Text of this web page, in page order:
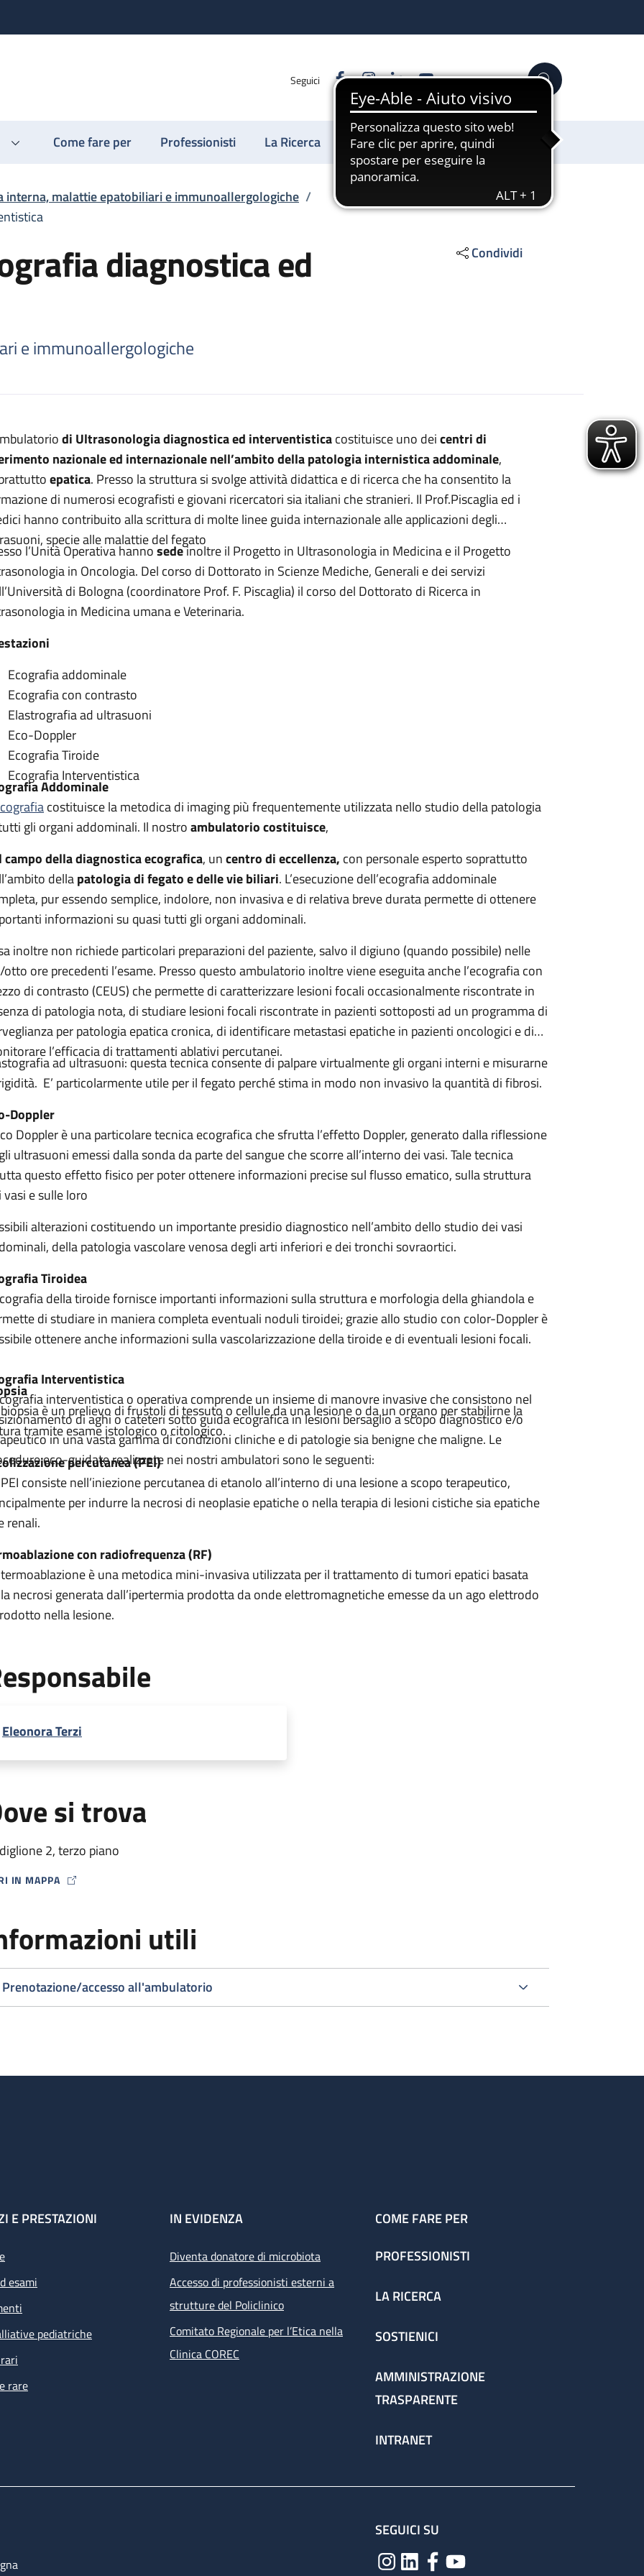
Seguici FacebookInstagram
LinkedinYouTube Cerca
Come fare per Professionisti La Ricerca Sostienici
interna, malattie epatobiliari e immunoallergologiche /
diagnostica ed
e immunoallergologiche
Condividi
ed interventistica
diagnostica ed interventistica
diagnostica ed interventistica
diagnostica ed interventistica
di Ultrasonologia diagnostica ed interventisticacostituisce uno deicentri di
nazionale ed internazionale nell’ambito della patologia internistica addominale,
epatica. Presso la struttura si svolge attività didattica e di ricerca che ha consentito la
di numerosi ecografisti e giovani ricercatori sia italiani che stranieri. Il Prof.Piscaglia ed i
hanno contribuito alla scrittura di molte linee guida internazionale alle applicazioni degli
specie alle malattie del fegato
l’Unità Operativa hannosedeinoltre il Progetto in Ultrasonologia in Medicina e il Progetto
in Oncologia. Del corso di Dottorato in Scienze Mediche, Generali e dei servizi
di Bologna (coordinatore Prof. F. Piscaglia) il corso del Dottorato di Ricerca in
in Medicina umana e Veterinaria.
Ecografia addominale
Ecografia con contrasto
Elastrografia ad ultrasuoni
Eco-Doppler
Ecografia Tiroide
Ecografia Interventistica
Addominale
costituisce la metodica di imaging più frequentemente utilizzata nello studio della patologia
gli organi addominali. Il nostroambulatorio costituisce,
campo della diagnostica ecografica, uncentro di eccellenza, con personale esperto soprattutto
dellapatologia di fegato e delle vie biliari. L’esecuzione dell’ecografia addominale
pur essendo semplice, indolore, non invasiva e di relativa breve durata permette di ottenere
informazioni su quasi tutti gli organi addominali.
inoltre non richiede particolari preparazioni del paziente, salvo il digiuno (quando possibile) nelle
otto ore precedenti l’esame. Presso questo ambulatorio inoltre viene eseguita anche l’ecografia con
di contrasto (CEUS) che permette di caratterizzare lesioni focali occasionalmente riscontrate in
di patologia nota, di studiare lesioni focali riscontrate in pazienti sottoposti ad un programma di
per patologia epatica cronica, di identificare metastasi epatiche in pazienti oncologici e di
l’efficacia di trattamenti ablativi percutanei.
ad ultrasuoni: questa tecnica consente di palpare virtualmente gli organi interni e misurarne
E’ particolarmente utile per il fegato perché stima in modo non invasivo la quantità di fibrosi.
Doppler
Doppler è una particolare tecnica ecografica che sfrutta l’effetto Doppler, generato dalla riflessione
ultrasuoni emessi dalla sonda da parte del sangue che scorre all’interno dei vasi. Tale tecnica
questo effetto fisico per poter ottenere informazioni precise sul flusso ematico, sulla struttura
vasi e sulle loro
alterazioni costituendo un importante presidio diagnostico nell’ambito dello studio dei vasi
della patologia vascolare venosa degli arti inferiori e dei tronchi sovraortici.
Tiroidea
della tiroide fornisce importanti informazioni sulla struttura e morfologia della ghiandola e
di studiare in maniera completa eventuali noduli tiroidei; grazie allo studio con color-Doppler è
ottenere anche informazioni sulla vascolarizzazione della tiroide e di eventuali lesioni focali.
ia Interventistica
interventistica o operativa comprende un insieme di manovre invasive che consistono nel
di aghi o cateteri sotto guida ecografica in lesioni bersaglio a scopo diagnostico e/o
in una vasta gamma di condizioni cliniche e di patologie sia benigne che maligne. Le
eco-guidate realizzate nei nostri ambulatori sono le seguenti:
è un prelievo di frustoli di tessuto o cellule da una lesione o da un organo per stabilirne la
tramite esame istologico o citologico.
percutanea (PEI)
consiste nell’iniezione percutanea di etanolo all’interno di una lesione a scopo terapeutico,
per indurre la necrosi di neoplasie epatiche o nella terapia di lesioni cistiche sia epatiche
renali.
con radiofrequenza (RF)
è una metodica mini-invasiva utilizzata per il trattamento di tumori epatici basata
necrosi generata dall’ipertermia prodotta da onde elettromagnetiche emesse da un ago elettrodo
nella lesione.
Eleonora Terzi
si trova
2, terzo piano
IN MAPPA
ICON
utili
Prenotazione/accesso all'ambulatorio
E PRESTAZIONI
esami
pediatriche
rare
IN EVIDENZA
Diventa donatore di microbiota
Accesso di professionisti esterni a
strutture del Policlinico
Comitato Regionale per l’Etica nella
Clinica COREC
COME FARE PER
PROFESSIONISTI
LA RICERCA
SOSTIENICI
AMMINISTRAZIONE
TRASPARENTE
INTRANET
SEGUICI SU